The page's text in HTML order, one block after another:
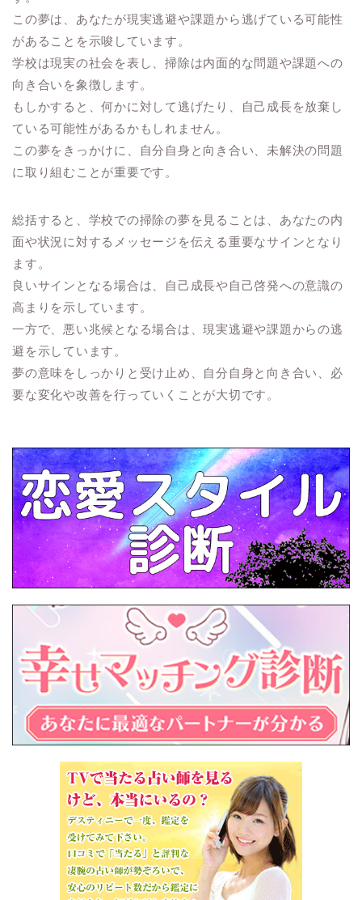
この夢は、あなたが現実逃避や課題から逃げている可能性
があることを示唆しています。
学校は現実の社会を表し、掃除は内面的な問題や課題への
向き合いを象徴します。
もしかすると、何かに対して逃げたり、自己成長を放棄し
ている可能性があるかもしれません。
この夢をきっかけに、自分自身と向き合い、未解決の問題
に取り組むことが重要です。
総括すると、学校での掃除の夢を見ることは、あなたの内
面や状況に対するメッセージを伝える重要なサインとなり
ます。
良いサインとなる場合は、自己成長や自己啓発への意識の
高まりを示しています。
一方で、悪い兆候となる場合は、現実逃避や課題からの逃
避を示しています。
夢の意味をしっかりと受け止め、自分自身と向き合い、必
要な変化や改善を行っていくことが大切です。